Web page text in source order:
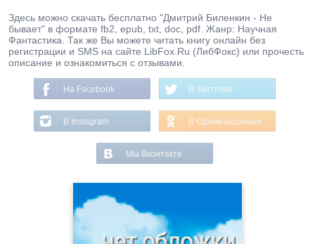
Здесь можно скачать бесплатно "Дмитрий Биленкин - Не
бывает" в формате fb2, epub, txt, doc, pdf. Жанр: Научная
Фантастика. Так же Вы можете читать книгу онлайн без
регистрации и SMS на сайте LibFox.Ru (ЛибФокс) или прочесть
описание и ознакомиться с отзывами.
На Facebook В Твиттере
В Instagram В Одноклассниках
Мы Вконтакте